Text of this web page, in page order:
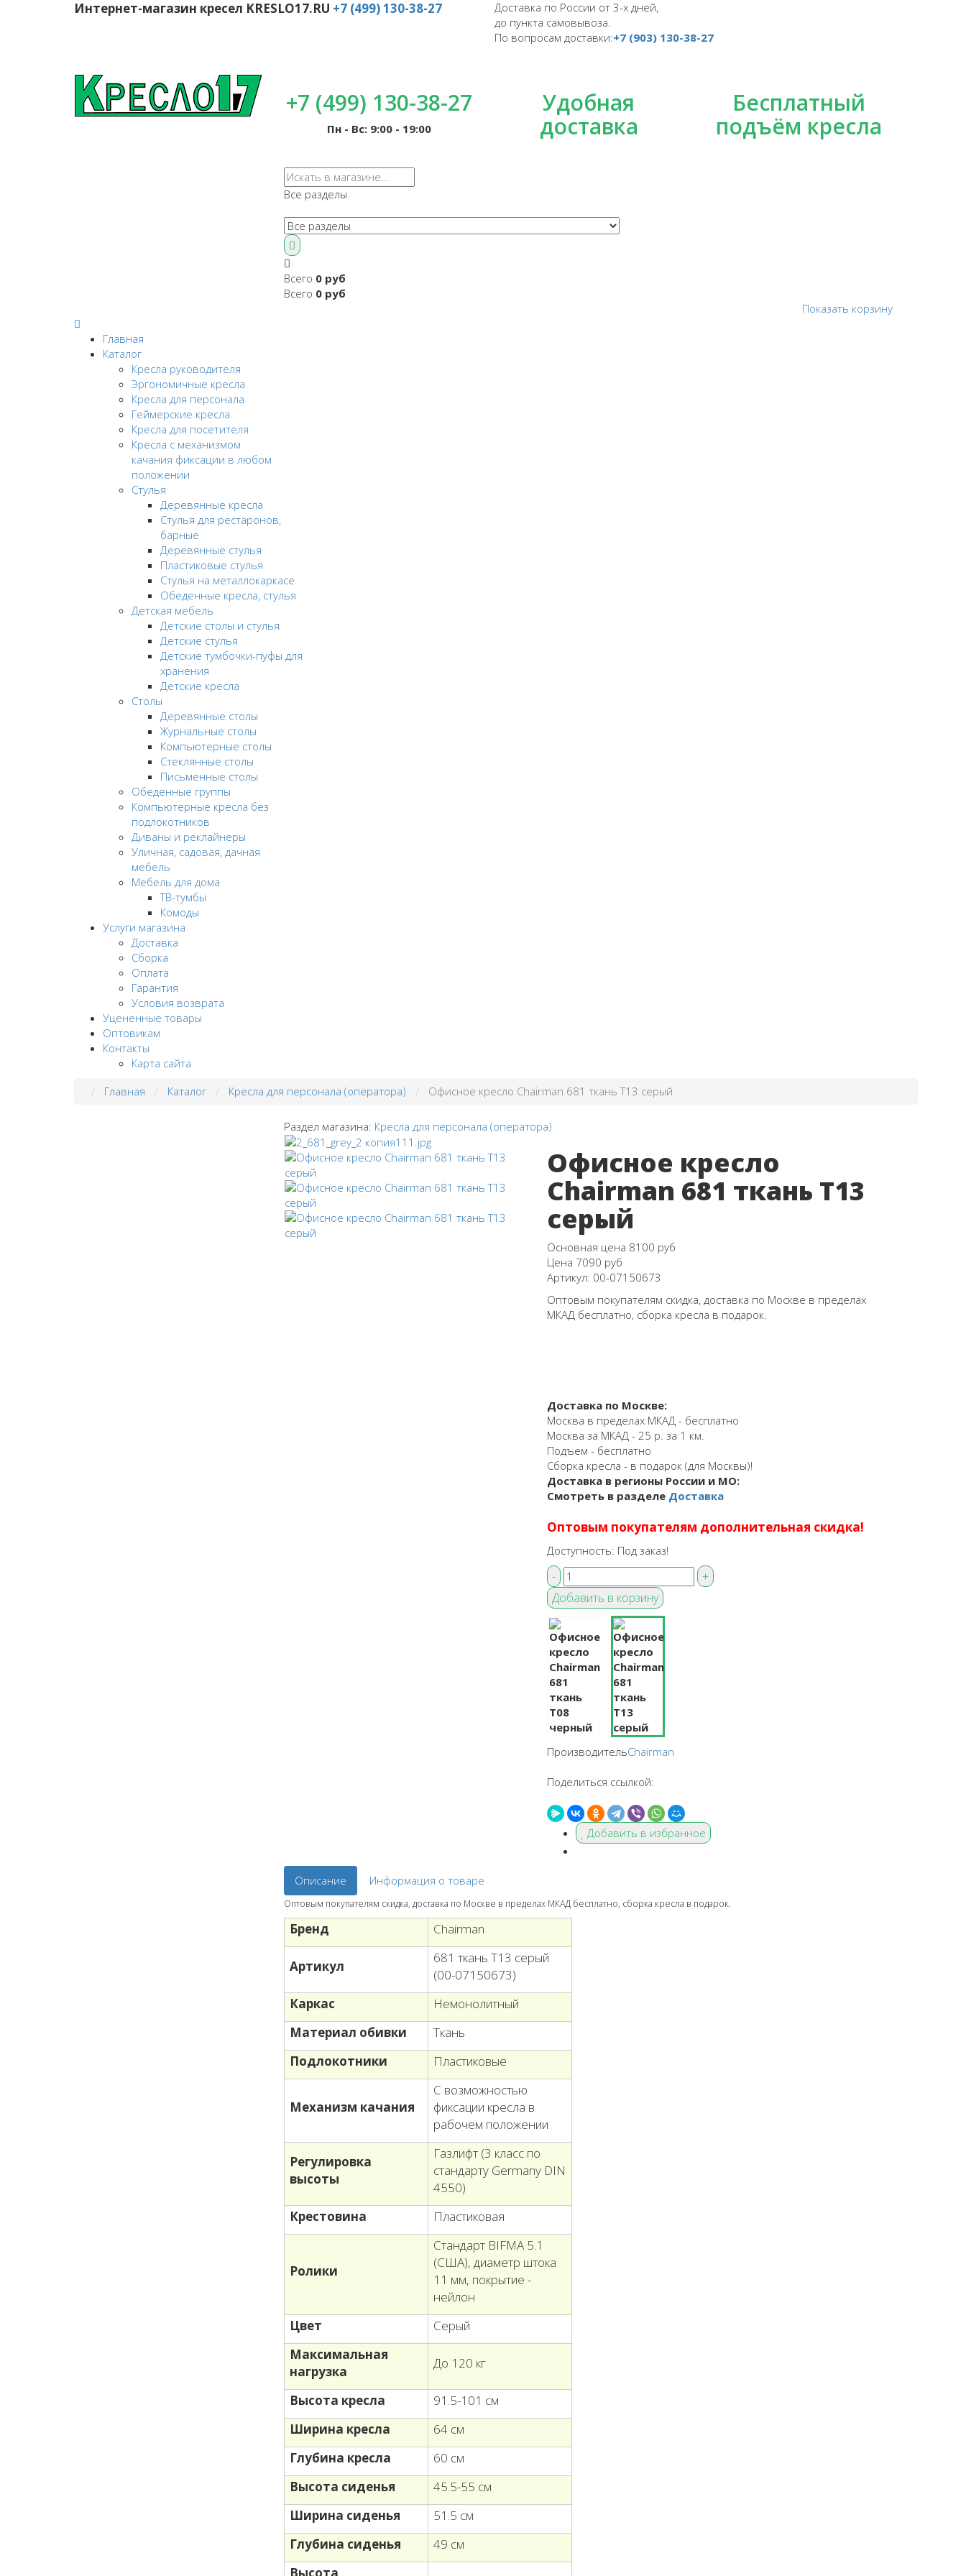
Интернет-магазин кресел KRESLO17.RU +7 (499) 130-38-27
Доставка по России от 3-х дней,
до пункта самовывоза.
По вопросам доставки:+7 (903) 130-38-27
+7 (499) 130-38-27
Пн - Вс: 9:00 - 19:00
Удобная
доставка
Бесплатный
подъём кресла
Все разделы
Всего 0 руб
Всего 0 руб
Показать корзину
Главная
Каталог
Кресла руководителя
Эргономичные кресла
Кресла для персонала
Геймерские кресла
Кресла для посетителя
Кресла с механизмом
качания фиксации в любом
положении
Стулья
Деревянные кресла
Стулья для рестаронов,
барные
Деревянные стулья
Пластиковые стулья
Стулья на металлокаркасе
Обеденные кресла, стулья
Детская мебель
Детские столы и стулья
Детские стулья
Детские тумбочки-пуфы для
хранения
Детские кресла
Столы
Деревянные столы
Журнальные столы
Компьютерные столы
Стеклянные столы
Письменные столы
Обеденные группы
Компьютерные кресла без
подлокотников
Диваны и реклайнеры
Уличная, садовая, дачная
мебель
Мебель для дома
ТВ-тумбы
Комоды
Услуги магазина
Доставка
Сборка
Оплата
Гарантия
Условия возврата
Уцененные товары
Оптовикам
Контакты
Карта сайта
Главная
Каталог Кресла для персонала (оператора) Офисное кресло Chairman 681 ткань Т13 серый
Раздел магазина: Кресла для персонала (оператора)
Офисное кресло
Chairman 681 ткань Т13
серый
Основная цена 8100 руб
Цена 7090 руб
Артикул: 00-07150673
Оптовым покупателям скидка, доставка по Москве в пределах
МКАД бесплатно, сборка кресла в подарок.
Доставка по Москве:
Москва в пределах МКАД - бесплатно
Москва за МКАД - 25 р. за 1 км.
Подъем - бесплатно
Сборка кресла - в подарок (для Москвы)!
Доставка в регионы России и МО:
Смотреть в разделе Доставка
Оптовым покупателям дополнительная скидка!
Доступность: Под заказ!
ПроизводительChairman
Поделиться ссылкой:
Добавить в избранное
Описание Информация о товаре
Оптовым покупателям скидка, доставка по Москве в пределах МКАД бесплатно, сборка кресла в подарок.
Бренд Chairman
Артикул
681 ткань Т13 серый
(00-07150673)
Каркас
Немонолитный
Материал обивки
Ткань
Подлокотники
Пластиковые
Механизм качания
С возможностью
фиксации кресла в
рабочем положении
Регулировка
высоты
Газлифт (3 класс по
стандарту Germany DIN
4550)
Крестовина
Пластиковая
Ролики
Стандарт BIFMA 5.1
(США), диаметр штока
11 мм, покрытие -
нейлон
Цвет
Серый
Максимальная
нагрузка
До 120 кг
Высота кресла
91.5-101 см
Ширина кресла
64 см
Глубина кресла
60 см
Высота сиденья
45.5-55 см
Ширина сиденья
51.5 см
Глубина сиденья
49 см